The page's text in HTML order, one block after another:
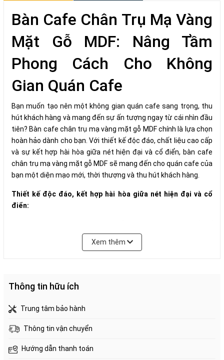
Bàn Cafe Chân Trụ Mạ Vàng
Mặt Gỗ MDF: Nâng Tầm
Phong Cách Cho Không
Gian Quán Cafe
Bạn muốn tạo nên một không gian quán cafe sang trọng, thu
hút khách hàng và mang đến sự ấn tượng ngay từ cái nhìn đầu
tiên? Bàn cafe chân trụ mạ vàng mặt gỗ MDF chính là lựa chọn
hoàn hảo dành cho bạn. Với thiết kế độc đáo, chất liệu cao cấp
và sự kết hợp hài hòa giữa nét hiện đại và cổ điển, bàn cafe
chân trụ mạ vàng mặt gỗ MDF sẽ mang đến cho quán cafe của
bạn một diện mạo mới, thời thượng và thu hút khách hàng.
Thiết kế độc đáo, kết hợp hài hòa giữa nét hiện đại và cổ
điển:
với những đường nét đơn giản, gọn gàng, tạo nên vẻ đẹp thanh
lịch, hiện đại. Khung bàn được làm từ chất liệu sắt hoặc thép
PU, tạo nên vẻ đẹp tự nhiên, sang trọng và dễ dàng vệ sinh.
Bàn cafe chân trụ mạ vàng mặt gỗ MDF thường được thiết kế
với những điểm nhấn độc đáo, tạo nên sự thu hút cho sản
hoặc kết hợp với những chi tiết trang trí bằng kim loại, gỗ,...
Chất liệu cao cấp, bền bỉ, dễ dàng vệ sinh:
Xem thêm
Thông tin hữu ích
Trung tâm bảo hành
Thông tin vận chuyển
Hướng dẫn thanh toán